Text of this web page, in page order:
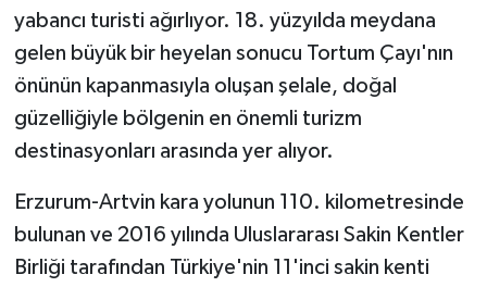
yabancı turisti ağırlıyor. 18. yüzyılda meydana
gelen büyük bir heyelan sonucu Tortum Çayı'nın
önünün kapanmasıyla oluşan şelale, doğal
güzelliğiyle bölgenin en önemli turizm
destinasyonları arasında yer alıyor.
Erzurum-Artvin kara yolunun 110. kilometresinde
bulunan ve 2016 yılında Uluslararası Sakin Kentler
Birliği tarafından Türkiye'nin 11'inci sakin kenti
Jandarma
Kadın
KÜLTÜR SANAT
MAGAZİN